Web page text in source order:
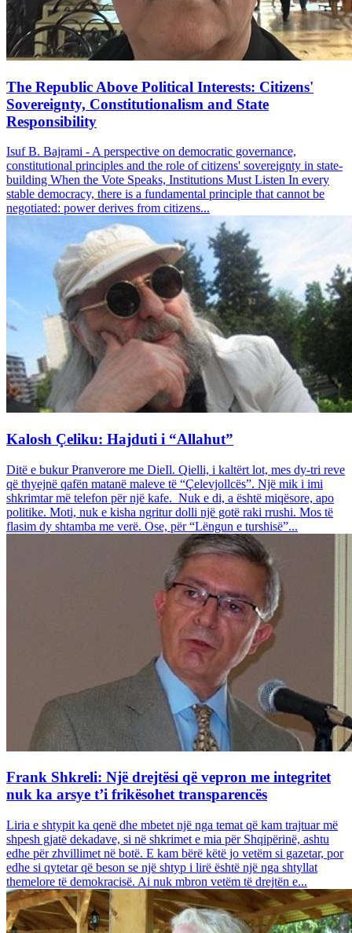
The Republic Above Political Interests: Citizens'
Sovereignty, Constitutionalism and State
Responsibility
Isuf B. Bajrami - A perspective on democratic governance,
constitutional principles and the role of citizens' sovereignty in state-
building When the Vote Speaks, Institutions Must Listen In every
stable democracy, there is a fundamental principle that cannot be
negotiated: power derives from citizens...
Kalosh Çeliku: Hajduti i “Allahut”
Ditë e bukur Pranverore me DieIl. Qielli, i kaltërt lot, mes dy-tri reve
që thyejnë qafën matanë maleve të “Çelevjollcës”. Një mik i imi
shkrimtar më telefon për një kafe. Nuk e di, a është miqësore, apo
politike. Moti, nuk e kisha ngritur dolli një gotë raki rrushi. Mos të
flasim dy shtamba me verë. Ose, për “Lëngun e turshisë”...
Frank Shkreli: Një drejtësi që vepron me integritet
nuk ka arsye t’i frikësohet transparencës
Liria e shtypit ka qenë dhe mbetet një nga temat që kam trajtuar më
shpesh gjatë dekadave, si në shkrimet e mia për Shqipërinë, ashtu
edhe për zhvillimet në botë. E kam bërë këtë jo vetëm si gazetar, por
edhe si qytetar që beson se një shtyp i lirë është një nga shtyllat
themelore të demokracisë. Ai nuk mbron vetëm të drejtën e...